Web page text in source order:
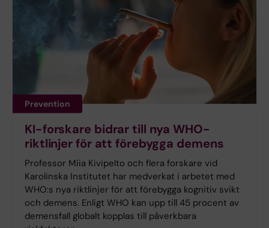
Prevention
KI-forskare bidrar till nya WHO-
riktlinjer för att förebygga demens
Professor Miia Kivipelto och flera forskare vid
Karolinska Institutet har medverkat i arbetet med
WHO:s nya riktlinjer för att förebygga kognitiv svikt
och demens. Enligt WHO kan upp till 45 procent av
demensfall globalt kopplas till påverkbara